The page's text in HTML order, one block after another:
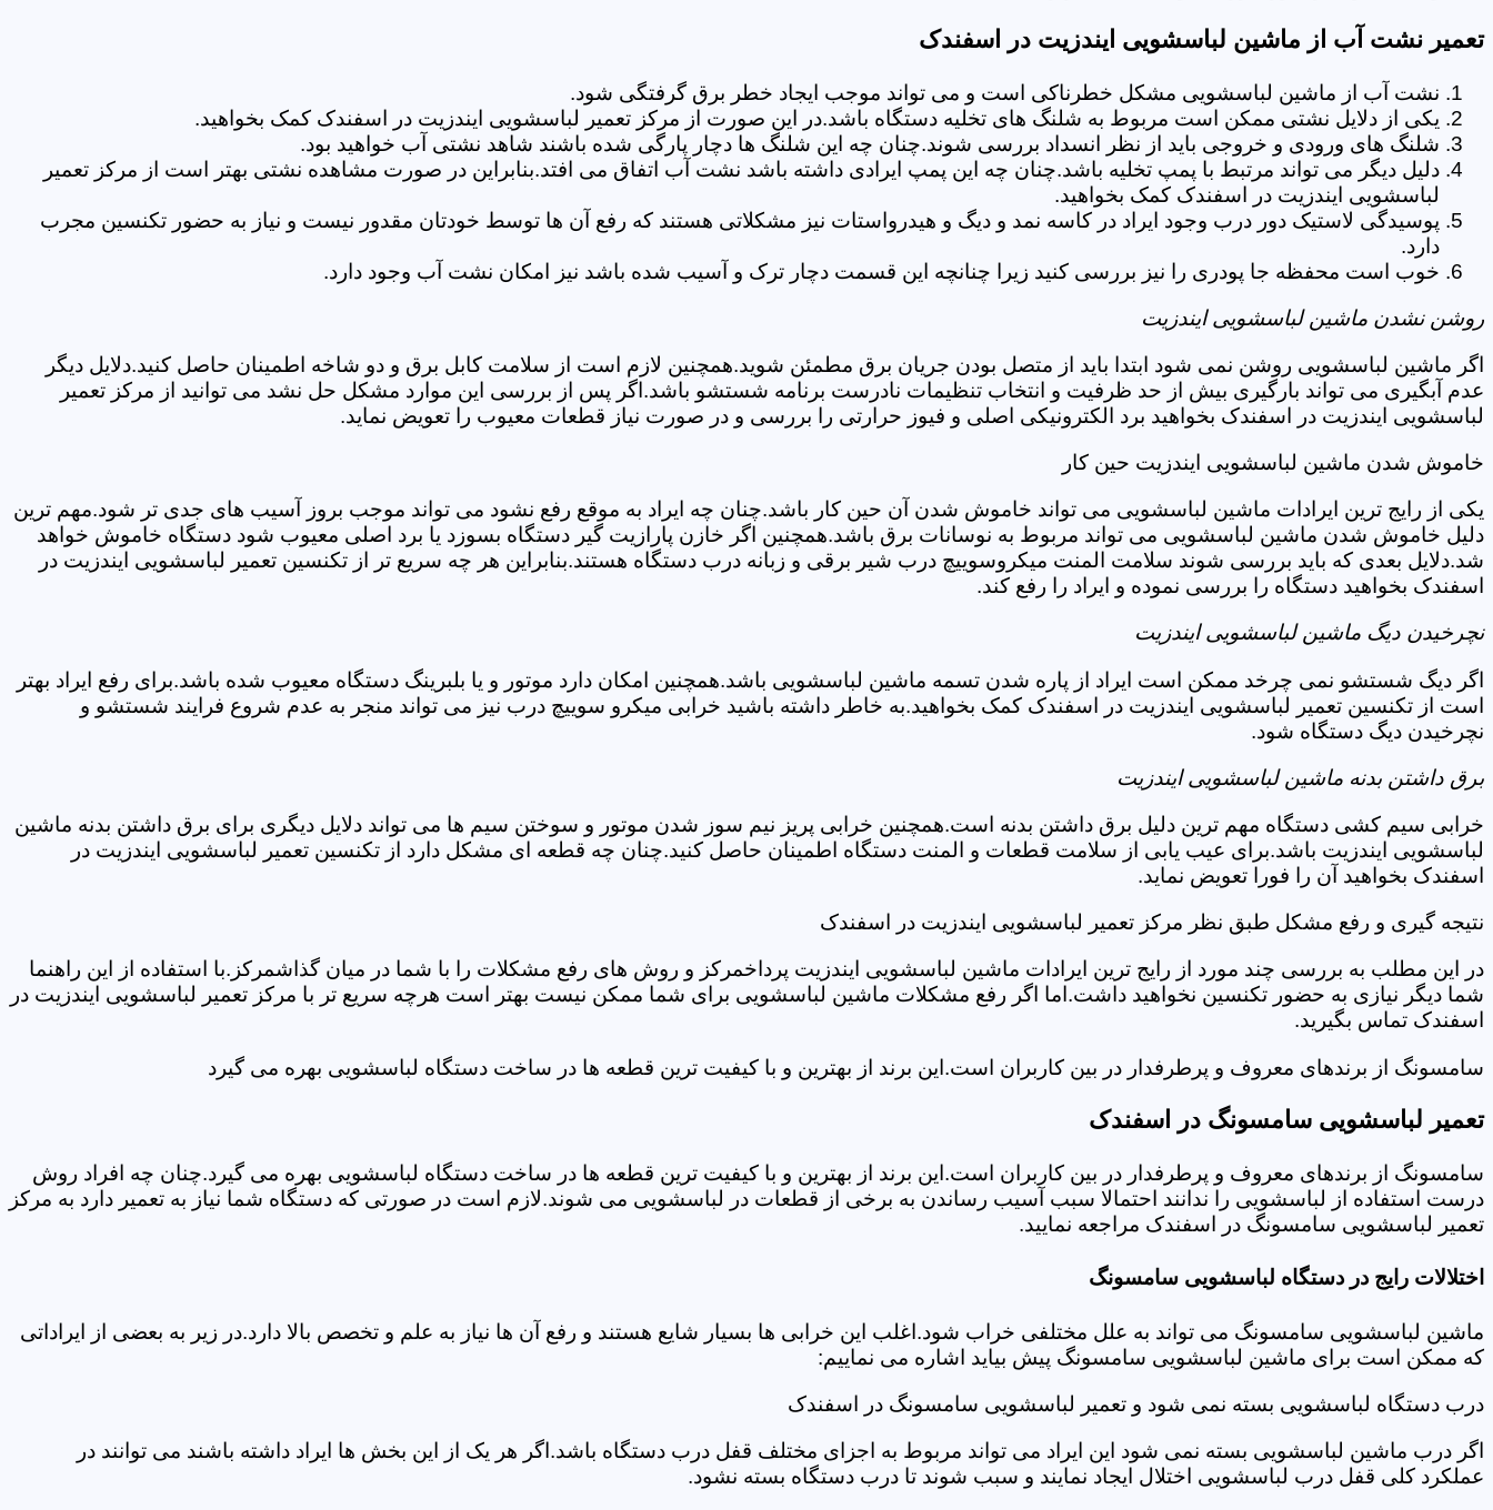
تعمیر نشت آب از ماشین لباسشویی ایندزیت در اسفندک
نشت آب از ماشین لباسشویی مشکل خطرناکی است و می تواند موجب ایجاد خطر برق گرفتگی شود.
یکی از دلایل نشتی ممکن است مربوط به شلنگ های تخلیه دستگاه باشد.در این صورت از مرکز تعمیر لباسشویی ایندزیت در اسفندک کمک بخواهید.
شلنگ های ورودی و خروجی باید از نظر انسداد بررسی شوند.چنان چه این شلنگ ها دچار پارگی شده باشند شاهد نشتی آب خواهید بود.
دلیل دیگر می تواند مرتبط با پمپ تخلیه باشد.چنان چه این پمپ ایرادی داشته باشد نشت آب اتفاق می افتد.بنابراین در صورت مشاهده نشتی بهتر است از مرکز تعمیر
لباسشویی ایندزیت در اسفندک کمک بخواهید.
پوسیدگی لاستیک دور درب وجود ایراد در کاسه نمد و دیگ و هیدرواستات نیز مشکلاتی هستند که رفع آن ها توسط خودتان مقدور نیست و نیاز به حضور تکنسین مجرب
دارد.
خوب است محفظه جا پودری را نیز بررسی کنید زیرا چنانچه این قسمت دچار ترک و آسیب شده باشد نیز امکان نشت آب وجود دارد.
روشن نشدن ماشین لباسشویی ایندزیت
اگر ماشین لباسشویی روشن نمی شود ابتدا باید از متصل بودن جریان برق مطمئن شوید.همچنین لازم است از سلامت کابل برق و دو شاخه اطمینان حاصل کنید.دلایل دیگر
عدم آبگیری می تواند بارگیری بیش از حد ظرفیت و انتخاب تنظیمات نادرست برنامه شستشو باشد.اگر پس از بررسی این موارد مشکل حل نشد می توانید از مرکز تعمیر
لباسشویی ایندزیت در اسفندک بخواهید برد الکترونیکی اصلی و فیوز حرارتی را بررسی و در صورت نیاز قطعات معیوب را تعویض نماید.
خاموش شدن ماشین لباسشویی ایندزیت حین کار
یکی از رایج ترین ایرادات ماشین لباسشویی می تواند خاموش شدن آن حین کار باشد.چنان چه ایراد به موقع رفع نشود می تواند موجب بروز آسیب های جدی تر شود.مهم ترین
دلیل خاموش شدن ماشین لباسشویی می تواند مربوط به نوسانات برق باشد.همچنین اگر خازن پارازیت گیر دستگاه بسوزد یا برد اصلی معیوب شود دستگاه خاموش خواهد
شد.دلایل بعدی که باید بررسی شوند سلامت المنت میکروسوییچ درب شیر برقی و زبانه درب دستگاه هستند.بنابراین هر چه سریع تر از تکنسین تعمیر لباسشویی ایندزیت در
اسفندک بخواهید دستگاه را بررسی نموده و ایراد را رفع کند.
نچرخیدن دیگ ماشین لباسشویی ایندزیت
اگر دیگ شستشو نمی چرخد ممکن است ایراد از پاره شدن تسمه ماشین لباسشویی باشد.همچنین امکان دارد موتور و یا بلبرینگ دستگاه معیوب شده باشد.برای رفع ایراد بهتر
است از تکنسین تعمیر لباسشویی ایندزیت در اسفندک کمک بخواهید.به خاطر داشته باشید خرابی میکرو سوییچ درب نیز می تواند منجر به عدم شروع فرایند شستشو و
نچرخیدن دیگ دستگاه شود.
برق داشتن بدنه ماشین لباسشویی ایندزیت
خرابی سیم کشی دستگاه مهم ترین دلیل برق داشتن بدنه است.همچنین خرابی پریز نیم سوز شدن موتور و سوختن سیم ها می تواند دلایل دیگری برای برق داشتن بدنه ماشین
لباسشویی ایندزیت باشد.برای عیب یابی از سلامت قطعات و المنت دستگاه اطمینان حاصل کنید.چنان چه قطعه ای مشکل دارد از تکنسین تعمیر لباسشویی ایندزیت در
اسفندک بخواهید آن را فورا تعویض نماید.
نتیجه گیری و رفع مشکل طبق نظر مرکز تعمیر لباسشویی ایندزیت در اسفندک
در این مطلب به بررسی چند مورد از رایج ترین ایرادات ماشین لباسشویی ایندزیت پرداخمرکز و روش های رفع مشکلات را با شما در میان گذاشمرکز.با استفاده از این راهنما
شما دیگر نیازی به حضور تکنسین نخواهید داشت.اما اگر رفع مشکلات ماشین لباسشویی برای شما ممکن نیست بهتر است هرچه سریع تر با مرکز تعمیر لباسشویی ایندزیت در
اسفندک تماس بگیرید.
سامسونگ از برندهای معروف و پرطرفدار در بین کاربران است.این برند از بهترین و با کیفیت ترین قطعه ها در ساخت دستگاه لباسشویی بهره می گیرد
تعمیر لباسشویی سامسونگ در اسفندک
سامسونگ از برندهای معروف و پرطرفدار در بین کاربران است.این برند از بهترین و با کیفیت ترین قطعه ها در ساخت دستگاه لباسشویی بهره می گیرد.چنان چه افراد روش
درست استفاده از لباسشویی را ندانند احتمالا سبب آسیب رساندن به برخی از قطعات در لباسشویی می شوند.لازم است در صورتی که دستگاه شما نیاز به تعمیر دارد به مرکز
تعمیر لباسشویی سامسونگ در اسفندک مراجعه نمایید.
اختلالات رایج در دستگاه لباسشویی سامسونگ
ماشین لباسشویی سامسونگ می تواند به علل مختلفی خراب شود.اغلب این خرابی ها بسیار شایع هستند و رفع آن ها نیاز به علم و تخصص بالا دارد.در زیر به بعضی از ایراداتی
که ممکن است برای ماشین لباسشویی سامسونگ پیش بیاید اشاره می نماییم:
درب دستگاه لباسشویی بسته نمی شود و تعمیر لباسشویی سامسونگ در اسفندک
اگر درب ماشین لباسشویی بسته نمی شود این ایراد می تواند مربوط به اجزای مختلف قفل درب دستگاه باشد.اگر هر یک از این بخش ها ایراد داشته باشند می توانند در
عملکرد کلی قفل درب لباسشویی اختلال ایجاد نمایند و سبب شوند تا درب دستگاه بسته نشود.